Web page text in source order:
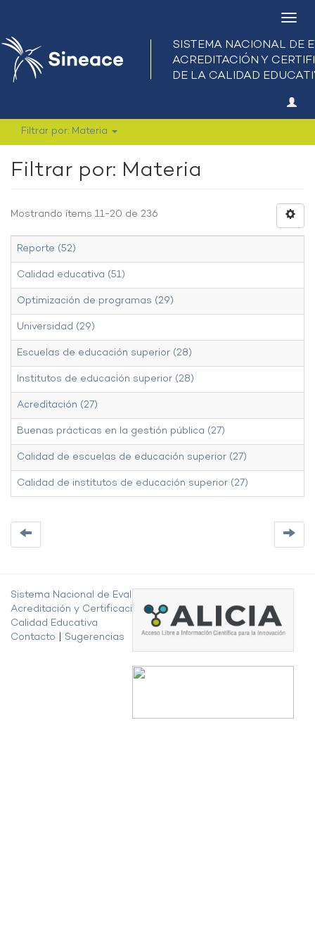
Filtrar por: Materia
Filtrar por: Materia
Mostrando ítems 11-20 de 236
Reporte (52)
Calidad educativa (51)
Optimización de programas (29)
Universidad (29)
Escuelas de educación superior (28)
Institutos de educación superior (28)
Acreditación (27)
Buenas prácticas en la gestión pública (27)
Calidad de escuelas de educación superior (27)
Calidad de institutos de educación superior (27)
Sistema Nacional de Evaluación,
Acreditación y Certificación de la
Calidad Educativa
Contacto
Sugerencias